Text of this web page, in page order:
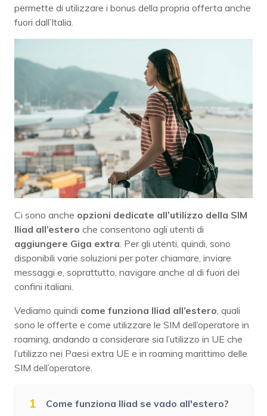
permette di utilizzare i bonus della propria offerta anche
fuori dall’Italia.
Ci sono anche opzioni dedicate all’utilizzo della SIM
Iliad all’estero che consentono agli utenti di
aggiungere Giga extra . Per gli utenti, quindi, sono
disponibili varie soluzioni per poter chiamare, inviare
messaggi e, soprattutto, navigare anche al di fuori dei
confini italiani.
Vediamo quindi come funziona Iliad all’estero , quali
sono le offerte e come utilizzare le SIM dell’operatore in
roaming, andando a considerare sia l’utilizzo in UE che
l’utilizzo nei Paesi extra UE e in roaming marittimo delle
SIM dell’operatore.
1 Come funziona Iliad se vado all'estero?